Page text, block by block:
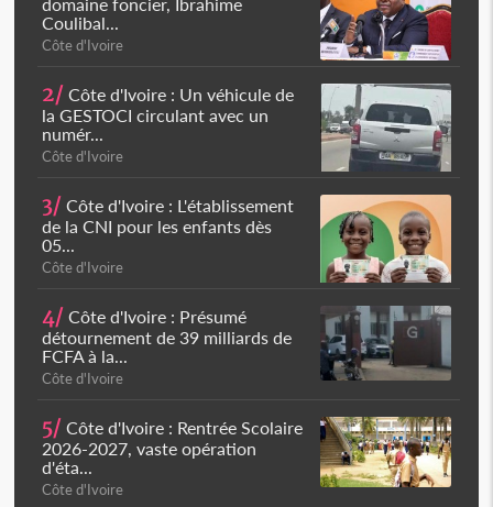
Coulibal...
Côte d'Ivoire
2/ Côte d'Ivoire : Un véhicule de
la GESTOCI circulant avec un
numér...
Côte d'Ivoire
3/ Côte d'Ivoire : L'établissement
de la CNI pour les enfants dès
05...
Côte d'Ivoire
4/ Côte d'Ivoire : Présumé
détournement de 39 milliards de
FCFA à la...
Côte d'Ivoire
5/ Côte d'Ivoire : Rentrée Scolaire
2026-2027, vaste opération
d'éta...
Côte d'Ivoire